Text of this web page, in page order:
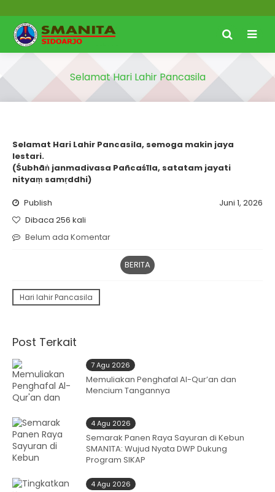
Selamat Hari Lahir Pancasila
Selamat Hari Lahir Pancasila, semoga makin jaya
lestari.
(Śubhāṅ janmadivasa Pañcaśīla, satatam jayati
nityaṃ samṛddhi)
Publish
Juni 1, 2026
Dibaca 256 kali
Belum ada Komentar
BERITA
Hari lahir Pancasila
Post Terkait
7 Agu 2026
Memuliakan Penghafal Al-Qur’an dan
Mencium Tangannya
4 Agu 2026
Semarak Panen Raya Sayuran di Kebun
SMAN1TA: Wujud Nyata DWP Dukung
Program SIKAP
4 Agu 2026